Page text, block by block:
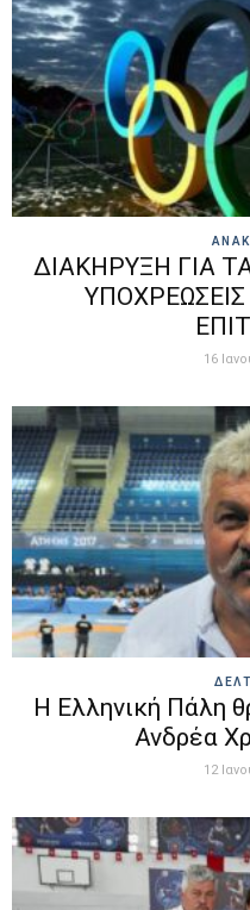
ΔΙΑΚΗΡΥΞΗ ΓΙΑ
16
H Ελληνική Πάλη
Ανδρέα
12